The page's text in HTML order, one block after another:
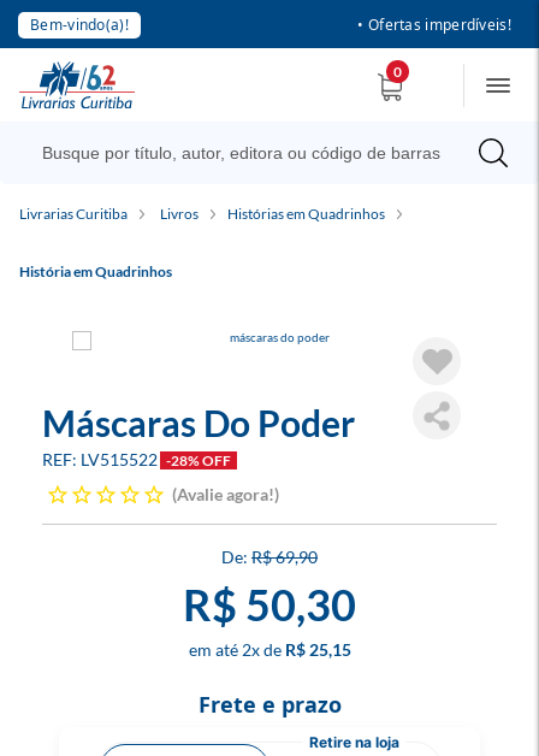
Bem-vindo(a)! • Ofertas imperdíveis!
0
Livrarias Curitiba Livros Histórias em Quadrinhos
História em Quadrinhos
Máscaras Do Poder
LV515522 -28% OFF
Avalie agora!
R$ 69,90
R$ 50,30
2x R$ 25,15
Frete e prazo